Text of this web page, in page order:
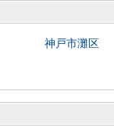
神戸市灘区